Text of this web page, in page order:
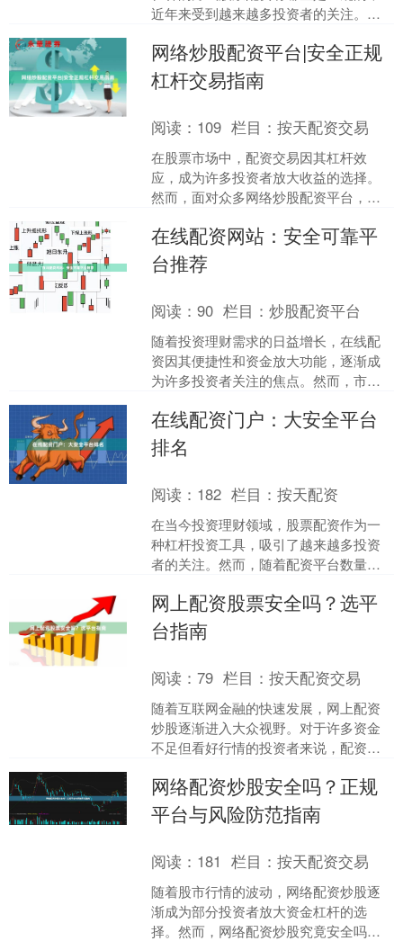
近年来受到越来越多投资者的关注。然
选择安全合规的渠道，并合....
网络炒股配资平台|安全正规
杠杆交易指南
阅读： 109 栏目：按天配资交易
在股票市场中，配资交易因其杠杆效
应，成为许多投资者放大收益的选择。
然而，面对众多网络炒股配资平台，如
险，是每位投资者必须掌握的技....
在线配资网站：安全可靠平
台推荐
阅读：90 栏目：炒股配资平台
随着投资理财需求的日益增长，在线配
资因其便捷性和资金放大功能，逐渐成
为许多投资者关注的焦点。然而，市场
靠的网站，成为投资者首要....
在线配资门户：大安全平台
排名
阅读： 182 栏目：按天配资
在当今投资理财领域，股票配资作为一
种杠杆投资工具，吸引了越来越多投资
者的关注。然而，随着配资平台数量的
资门户，成为投资者面临的....
网上配资股票安全吗？选平
台指南
阅读：79 栏目：按天配资交易
随着互联网金融的快速发展，网上配资
炒股逐渐进入大众视野。对于许多资金
不足但看好行情的投资者来说，配资确
而来的问题是：**网....
网络配资炒股安全吗？正规
平台与风险防范指南
阅读： 181 栏目：按天配资交易
随着股市行情的波动，网络配资炒股逐
渐成为部分投资者放大资金杠杆的选
择。然而，网络配资炒股究竟安全吗？